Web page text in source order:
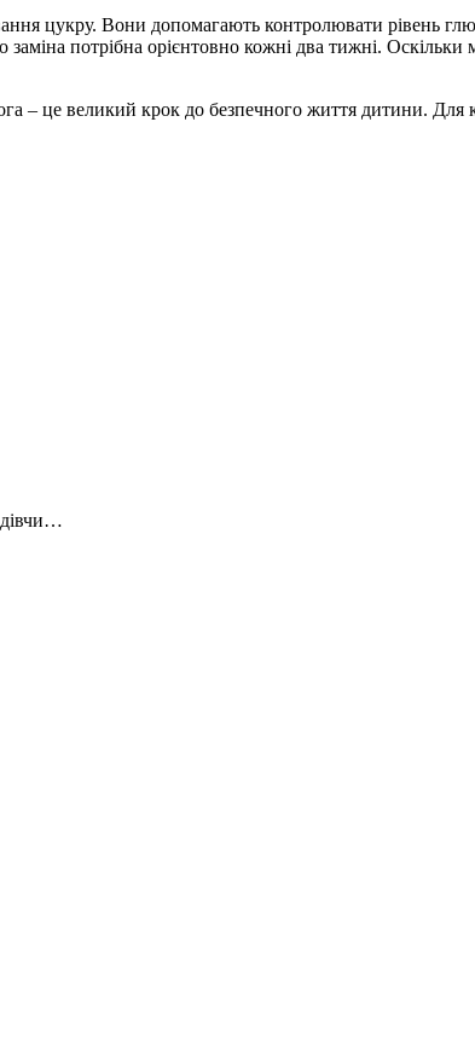
цукру. Вони допомагають контролювати рівень
потрібна орієнтовно кожні два тижні.
– це великий крок до безпечного життя дитини. Для
дівчи…